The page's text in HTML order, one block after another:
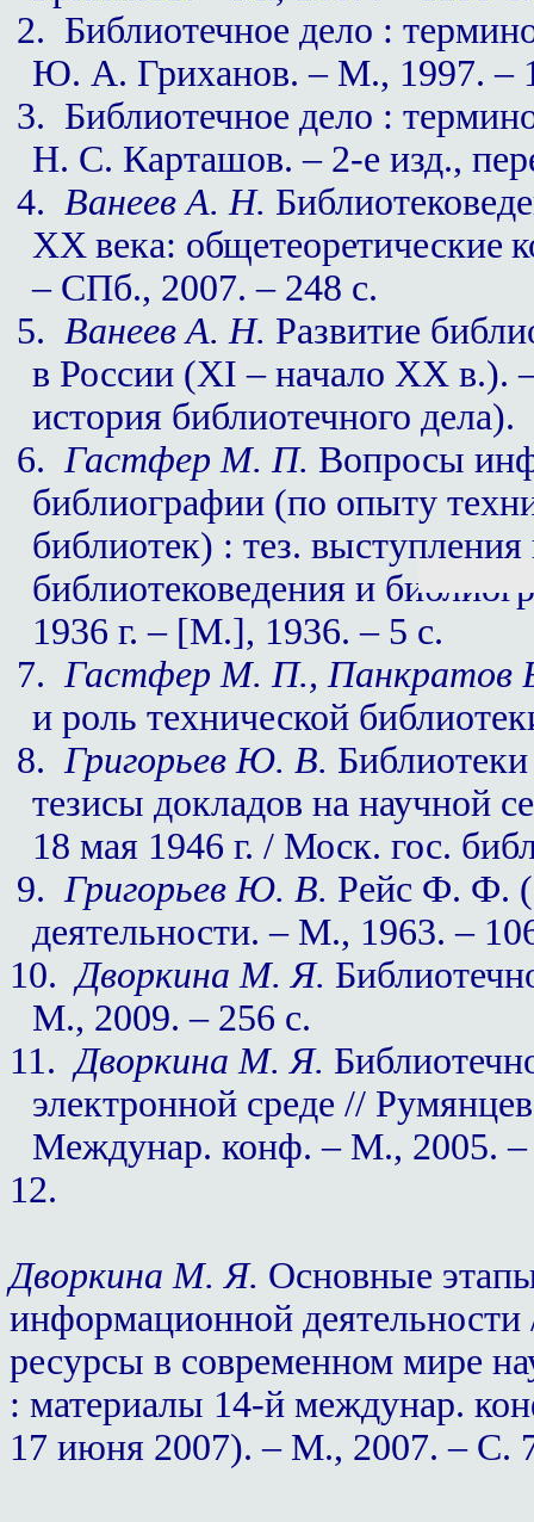
2. Библиотечное дело :
Ю. А. Гриханов. – М., 1997. –
3. Библиотечное дело :
Н. С. Карташов. – 2-е изд.,
4. Ванеев А. Н.
XXвека: общетеоретические
– СПб., 2007. – 248 с.
5. Ванеев А. Н. Развитие
в России (XI – начало XXв.).
история библиотечного дела).
6. Гастфер М. П. Вопросы
библиографии (по опыту
библиотек) : тез.
библиотековедения и
1936 г. – [М.], 1936. – 5 с.
7. Гастфер М. П., Панкратов
и роль технической
8. Григорьев Ю. В.
тезисы докладов на научной
18 мая 1946 г. / Моск. гос.
9. Григорьев Ю. В. Рейс Ф. Ф.
деятельности. – М., 1963. –
10. Дворкина М. Я.
М., 2009. – 256 с.
11. Дворкина М. Я.
электронной среде //
Междунар. конф. – М., 2005. –
12.
Дворкина М. Я. Основные
информационной
ресурсы в современном мире
: материалы 14-й междунар.
17 июня 2007). – М., 2007. – С.